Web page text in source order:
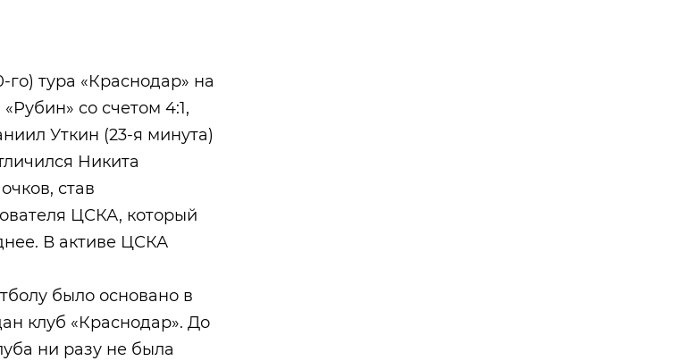
го) тура «Краснодар» на
со счетом 4:1,
Уткин (23-я минута)
Никита
став
ЦСКА, который
В активе ЦСКА
было основано в
клуб «Краснодар». До
ни разу не была